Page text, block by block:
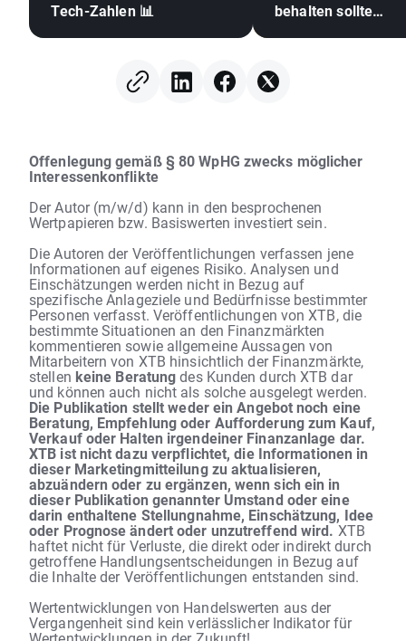
Tech-Zahlen 📊
behalten sollte
Offenlegung gemäß § 80 WpHG zwecks möglicher
Interessenkonflikte
Der Autor (m/w/d) kann in den besprochenen
Wertpapieren bzw. Basiswerten investiert sein.
Die Autoren der Veröffentlichungen verfassen jene
Informationen auf eigenes Risiko. Analysen und
Einschätzungen werden nicht in Bezug auf
spezifische Anlageziele und Bedürfnisse bestimmter
Personen verfasst. Veröffentlichungen von XTB, die
bestimmte Situationen an den Finanzmärkten
kommentieren sowie allgemeine Aussagen von
Mitarbeitern von XTB hinsichtlich der Finanzmärkte,
stellen keine Beratungdes Kunden durch XTB dar
und können auch nicht als solche ausgelegt werden.
Die Publikation stellt weder ein Angebot noch eine
Beratung, Empfehlung oder Aufforderung zum Kauf,
Verkauf oder Halten irgendeiner Finanzanlage dar.
XTB ist nicht dazu verpflichtet, die Informationen in
dieser Marketingmitteilung zu aktualisieren,
abzuändern oder zu ergänzen, wenn sich ein in
dieser Publikation genannter Umstand oder eine
darin enthaltene Stellungnahme, Einschätzung, Idee
oder Prognose ändert oder unzutreffend wird. XTB
haftet nicht für Verluste, die direkt oder indirekt durch
getroffene Handlungsentscheidungen in Bezug auf
die Inhalte der Veröffentlichungen entstanden sind.
Wertentwicklungen von Handelswerten aus der
Vergangenheit sind kein verlässlicher Indikator für